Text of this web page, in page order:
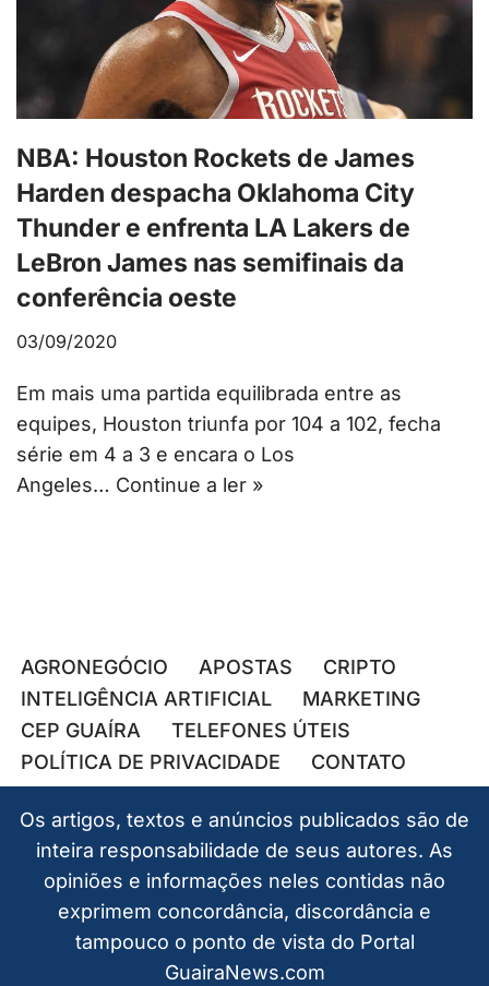
NBA: Houston Rockets de James
Harden despacha Oklahoma City
Thunder e enfrenta LA Lakers de
LeBron James nas semifinais da
conferência oeste
03/09/2020
Em mais uma partida equilibrada entre as
equipes, Houston triunfa por 104 a 102, fecha
série em 4 a 3 e encara o Los
Angeles… Continue a ler »
AGRONEGÓCIO APOSTAS
CRIPTO
INTELIGÊNCIA ARTIFICIAL
MARKETING
CEP GUAÍRA
TELEFONES ÚTEIS
POLÍTICA DE PRIVACIDADE
CONTATO
Os artigos, textos e anúncios publicados são de
inteira responsabilidade de seus autores. As
opiniões e informações neles contidas não
exprimem concordância, discordância e
tampouco o ponto de vista do Portal
GuairaNews.com